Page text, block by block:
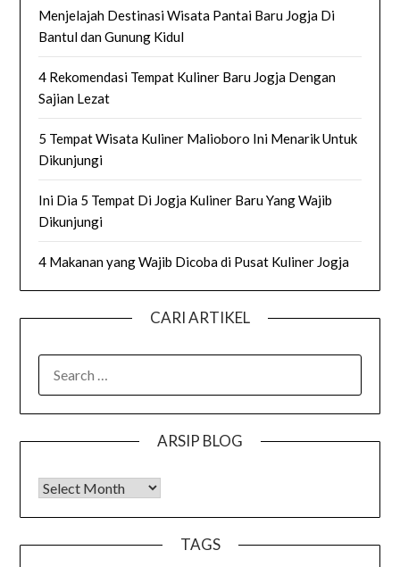
Menjelajah Destinasi Wisata Pantai Baru Jogja Di
Bantul dan Gunung Kidul
4 Rekomendasi Tempat Kuliner Baru Jogja Dengan
Sajian Lezat
5 Tempat Wisata Kuliner Malioboro Ini Menarik Untuk
Dikunjungi
Ini Dia 5 Tempat Di Jogja Kuliner Baru Yang Wajib
Dikunjungi
4 Makanan yang Wajib Dicoba di Pusat Kuliner Jogja
CARI ARTIKEL
FOR:
ARSIP BLOG
Arsip Blog
TAGS